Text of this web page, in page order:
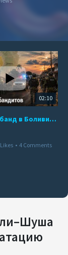
02:10
Беспредел банд в Боливии. Расправы над наркоторговцами
• 4 Comments